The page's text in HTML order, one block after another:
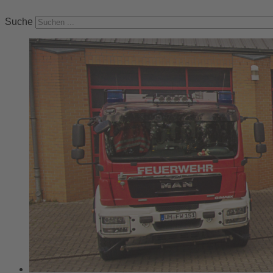
Suche